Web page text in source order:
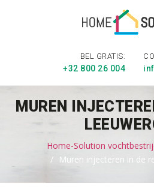
BEL GRATIS:
+32 800 26 004
MUREN
Home-Solution
Muren injecteren in de